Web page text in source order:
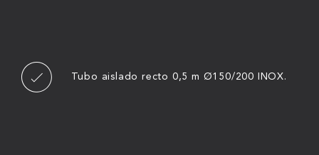
Tubo aislado recto 0,5 m Ø150/200 INOX.